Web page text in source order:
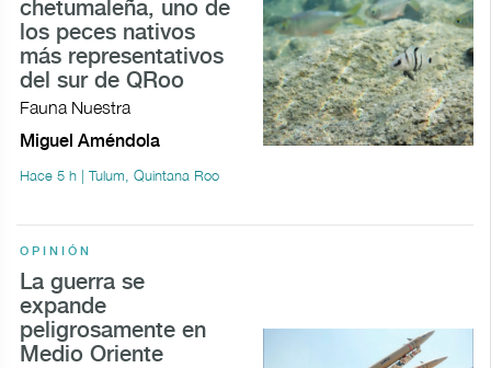
chetumaleña, uno de
los peces nativos
más representativos
del sur de QRoo
Fauna Nuestra
Miguel Améndola
Hace 5 h | Tulum, Quintana Roo
OPINIÓN
La guerra se
expande
peligrosamente en
Medio Oriente